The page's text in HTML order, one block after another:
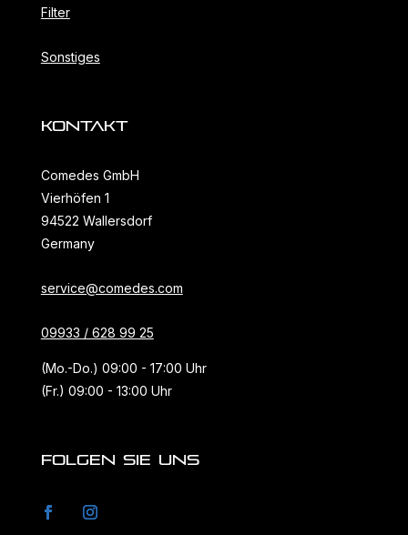
Filter
Sonstiges
KONTAKT
Comedes GmbH
Vierhöfen 1
94522 Wallersdorf
Germany
service@comedes.com
09933 / 628 99 25
(Mo.-Do.) 09:00 - 17:00 Uhr
(Fr.) 09:00 - 13:00 Uhr
FOLGEN SIE UNS